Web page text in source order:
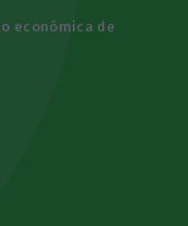
económica de